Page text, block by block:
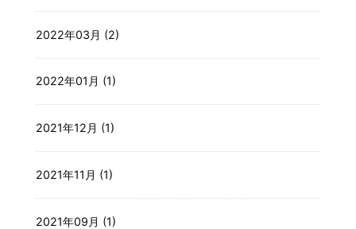
2022年03月 (2)
2022年01月 (1)
2021年12月 (1)
2021年11月 (1)
2021年09月 (1)